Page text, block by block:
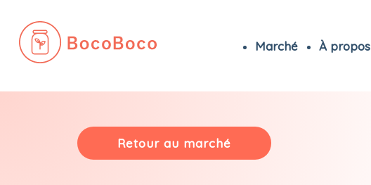
Marché À propos
Retour au marché